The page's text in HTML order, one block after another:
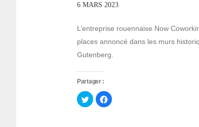
6 MARS 2023
L’entreprise rouennaise Now
places annoncé dans les murs
Gutenberg.
Partager :
Cliquez
pour
partager
Cliquez
pour